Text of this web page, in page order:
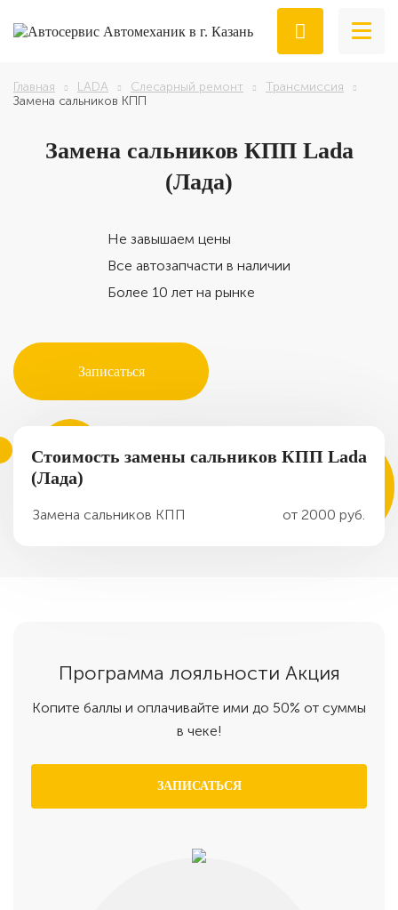
Главная LADA Слесарный ремонт
Трансмиссия
Замена сальников КПП
Заменасальников КПП Lada
(Лада)
Не завышаем цены
Все автозапчасти в наличии
Более 10 лет на рынке
Записаться
Стоимость замены сальников КПП Lada
(Лада)
Замена сальников КПП от 2000 руб.
Программа лояльности Акция
Копите баллы и оплачивайте ими до 50% от суммы
в чеке!
ЗАПИСАТЬСЯ